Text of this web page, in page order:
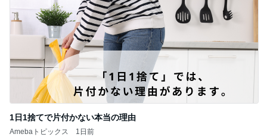
1日1捨てで片付かない本当の理由
Amebaトピックス 1日前